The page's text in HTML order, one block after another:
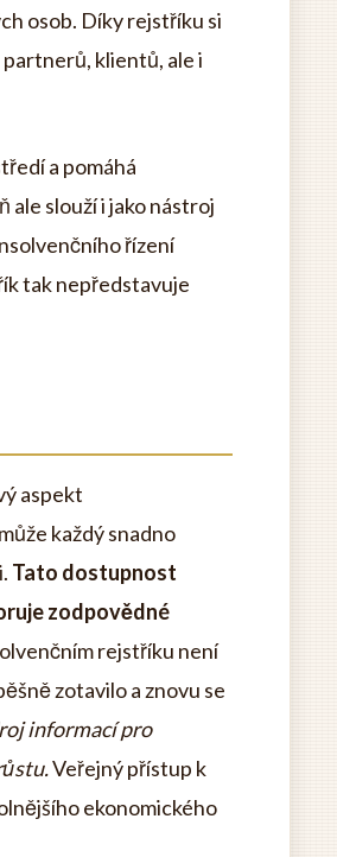
osob. Díky rejstříku si
klientů, ale i
a pomáhá
ale slouží i jako nástroj
řízení
tak nepředstavuje
aspekt
každý snadno
Tato dostupnost
zodpovědné
rejstříku není
zotavilo a znovu se
informací pro
Veřejný přístup k
ekonomického